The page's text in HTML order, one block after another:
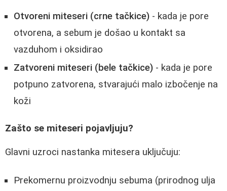
Otvoreni miteseri (crne tačkice) - kada je pore
otvorena, a sebum je došao u kontakt sa
vazduhom i oksidirao
Zatvoreni miteseri (bele tačkice) - kada je pore
potpuno zatvorena, stvarajući malo izbočenje na
koži
Zašto se miteseri pojavljuju?
Glavni uzroci nastanka mitesera uključuju:
Prekomernu proizvodnju sebuma (prirodnog ulja